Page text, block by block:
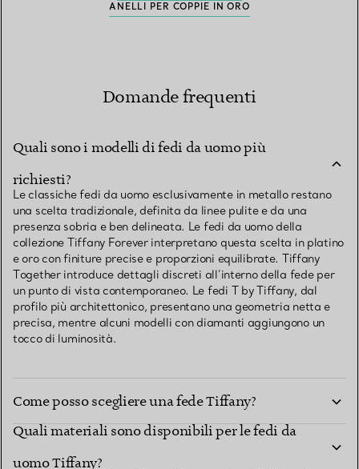
ANELLI PER COPPIE IN ORO
Domande frequenti
Quali sono i modelli di fedi da uomo più
richiesti?
Le classiche fedi da uomo esclusivamente in metallo restano
una scelta tradizionale, definita da linee pulite e da una
presenza sobria e ben delineata. Le fedi da uomo della
collezione Tiffany Forever interpretano questa scelta in platino
e oro con finiture precise e proporzioni equilibrate. Tiffany
Together introduce dettagli discreti all’interno della fede per
un punto di vista contemporaneo. Le fedi T by Tiffany, dal
profilo più architettonico, presentano una geometria netta e
precisa, mentre alcuni modelli con diamanti aggiungono un
tocco di luminosità.
Come posso scegliere una fede Tiffany?
Quali materiali sono disponibili per le fedi da
uomo Tiffany?